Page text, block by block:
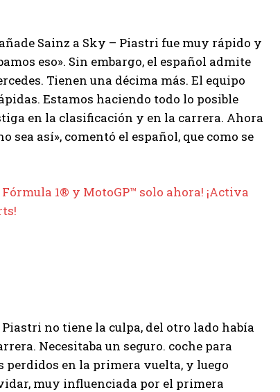
Sainz a Sky – Piastri fue muy rápido y
eso». Sin embargo, el español admite
Tienen una décima más. El equipo
Estamos haciendo todo lo posible
en la clasificación y en la carrera. Ahora
así», comentó el español, que como se
1® y MotoGP™ solo ahora! ¡Activa
no tiene la culpa, del otro lado había
Necesitaba un seguro. coche para
perdidos en la primera vuelta, y luego
muy influenciada por el primera